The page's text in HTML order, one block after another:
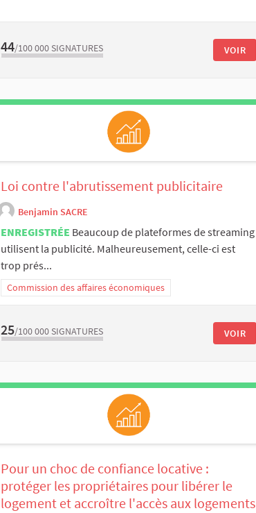
44/100 000 SIGNATURES VOIR
Loi contre l'abrutissement publicitaire
Benjamin SACRE
ENREGISTRÉE Beaucoup de plateformes de streaming
utilisent la publicité. Malheureusement, celle-ci est
trop prés...
Commission des affaires économiques
25/100 000 SIGNATURES VOIR
Pour un choc de confiance locative :
protéger les propriétaires pour libérer le
logement et accroître l'accès aux logements